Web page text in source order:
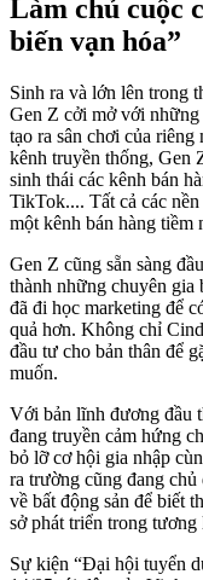
Làm chủ cuộc
biến vạn hóa”
Sinh ra và lớn lên trong
Gen Z cởi mở với
tạo ra sân chơi của
kênh truyền thống, Gen
sinh thái các kênh bán
TikTok.... Tất cả các
một kênh bán hàng tiềm
Gen Z cũng sẵn sàng
thành những chuyên gia
đã đi học marketing để
quả hơn. Không chỉ
đầu tư cho bản thân để
muốn.
Với bản lĩnh đương đầu
đang truyền cảm hứng
bỏ lỡ cơ hội gia nhập
ra trường cũng đang
về bất động sản để biết
sở phát triển trong tương
Sự kiện “Đại hội tuyển